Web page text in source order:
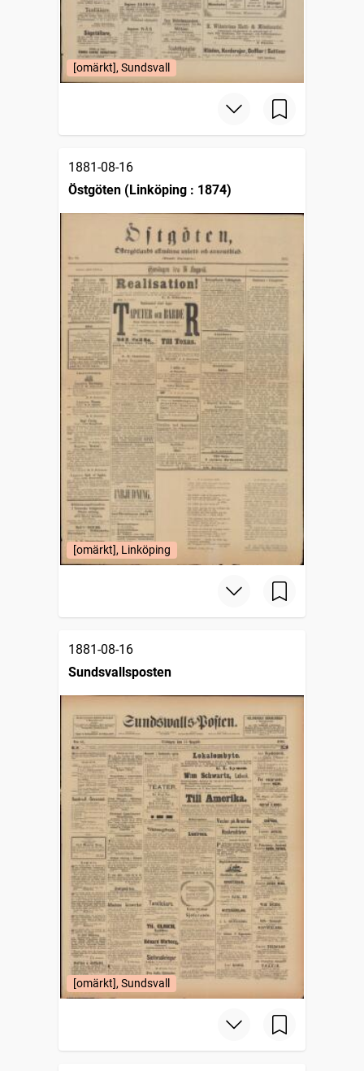
[omärkt], Sundsvall
1881-08-16
Östgöten (Linköping : 1874)
[omärkt], Linköping
1881-08-16
Sundsvallsposten
[omärkt], Sundsvall